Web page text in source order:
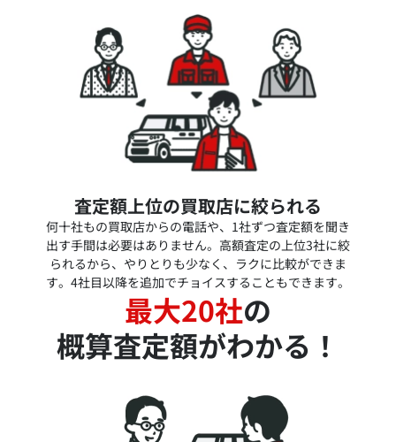
査定額上位の買取店に絞られる
何十社もの買取店からの電話や、1社ずつ査定額を聞き
出す手間は必要はありません。高額査定の上位3社に絞
られるから、やりとりも少なく、ラクに比較ができま
す。4社目以降を追加でチョイスすることもできます。
最大20社の
概算査定額がわかる！